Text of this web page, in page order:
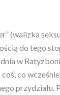
(walizka
do tego
w
co
przydziału.